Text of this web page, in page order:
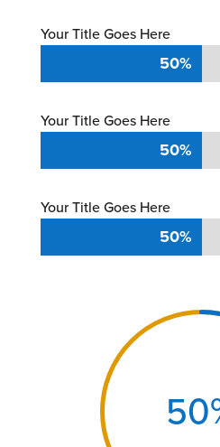
Your Title Goes Here
50%
50%
Your Title Goes Here
50%
50%
Your Title Goes Here
50%
50%
50